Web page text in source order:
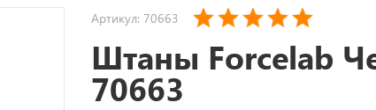
Артикул: 70663
Штаны Forcelab
70663